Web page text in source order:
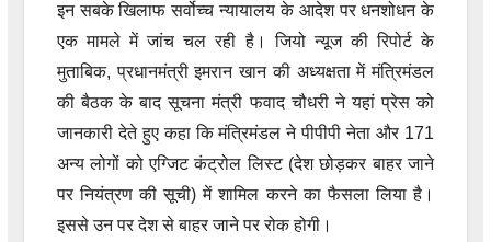
इन सबके खिलाफ सर्वोच्च न्यायालय के आदेश पर धनशोधन के
एक मामले में जांच चल रही है। जियो न्यूज की रिपोर्ट के
मुताबिक, प्रधानमंत्री इमरान खान की अध्यक्षता में मंत्रिमंडल
की बैठक के बाद सूचना मंत्री फवाद चौधरी ने यहां प्रेस को
जानकारी देते हुए कहा कि मंत्रिमंडल ने पीपीपी नेता और 171
अन्य लोगों को एग्जिट कंट्रोल लिस्ट (देश छोड़कर बाहर जाने
पर नियंत्रण की सूची) में शामिल करने का फैसला लिया है।
इससे उन पर देश से बाहर जाने पर रोक होगी।